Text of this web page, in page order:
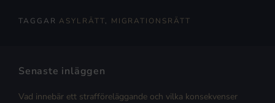
TAGGAR ASYLRÄTT, MIGRATIONSRÄTT
Senaste inläggen
Vad innebär ett strafföreläggande och vilka konsekvenser